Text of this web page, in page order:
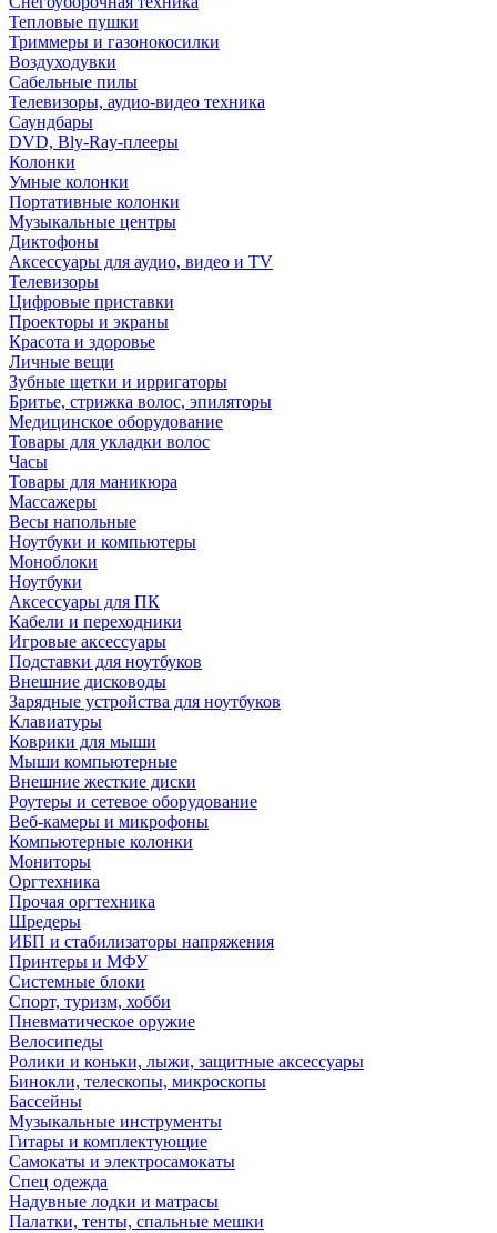
Тепловые пушки
Триммеры и газонокосилки
Воздуходувки
Сабельные пилы
Телевизоры, аудио-видео техника
Саундбары
DVD, Bly-Ray-плееры
Колонки
Умные колонки
Портативные колонки
Музыкальные центры
Диктофоны
Аксессуары для аудио, видео и TV
Телевизоры
Цифровые приставки
Проекторы и экраны
Красота и здоровье
Личные вещи
Зубные щетки и ирригаторы
Бритье, стрижка волос, эпиляторы
Медицинское оборудование
Товары для укладки волос
Часы
Товары для маникюра
Массажеры
Весы напольные
Ноутбуки и компьютеры
Моноблоки
Ноутбуки
Аксессуары для ПК
Кабели и переходники
Игровые аксессуары
Подставки для ноутбуков
Внешние дисководы
Зарядные устройства для ноутбуков
Клавиатуры
Коврики для мыши
Мыши компьютерные
Внешние жесткие диски
Роутеры и сетевое оборудование
Веб-камеры и микрофоны
Компьютерные колонки
Мониторы
Оргтехника
Прочая оргтехника
Шредеры
ИБП и стабилизаторы напряжения
Принтеры и МФУ
Системные блоки
Спорт, туризм, хобби
Пневматическое оружие
Велосипеды
Ролики и коньки, лыжи, защитные аксессуары
Бинокли, телескопы, микроскопы
Бассейны
Музыкальные инструменты
Гитары и комплектующие
Самокаты и электросамокаты
Спец одежда
Надувные лодки и матрасы
Палатки, тенты, спальные мешки